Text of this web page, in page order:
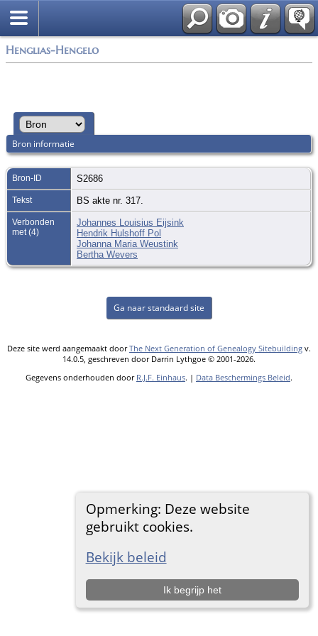
Henglias-Hengelo
Opmerking: Deze website
gebruikt cookies.
Bekijk beleid
Ik begrijp het
Bron informatie
Bron-ID S2686
Tekst BS akte nr. 317.
Verbonden
met (4)
Johannes Louisius Eijsink
Hendrik Hulshoff Pol
Johanna Maria Weustink
Bertha Wevers
Ga naar standaard site
Deze site werd aangemaakt doorThe Next Generation of Genealogy Sitebuilding v.
14.0.5, geschreven door Darrin Lythgoe © 2001-2026.
Gegevens onderhouden door R.J.F. Einhaus. | Data Beschermings Beleid.